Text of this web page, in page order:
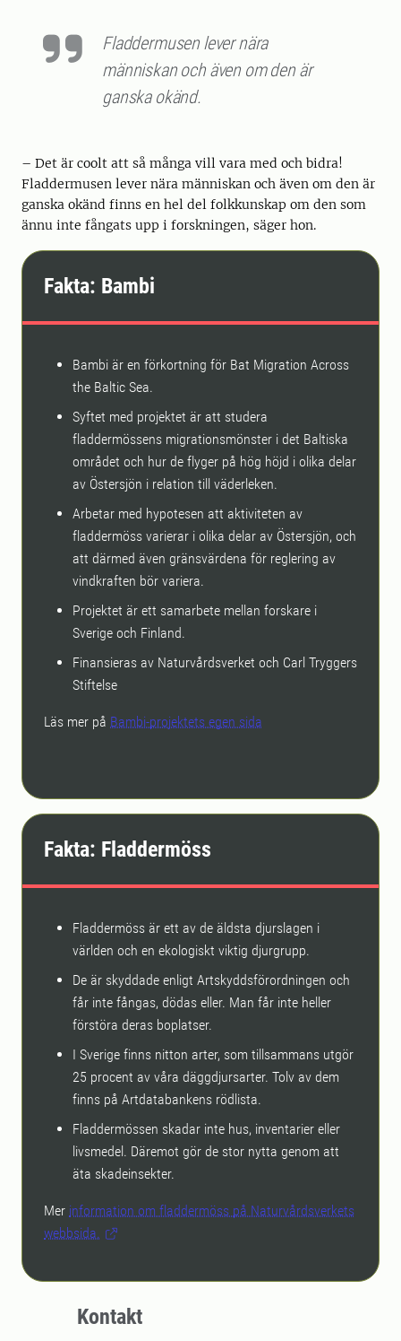
Fladdermusen lever nära
människan och även om den är
ganska okänd.
– Det är coolt att så många vill vara med och bidra!
Fladdermusen lever nära människan och även om den är
ganska okänd finns en hel del folkkunskap om den som
ännu inte fångats upp i forskningen, säger hon.
Fakta: Bambi
Bambi är en förkortning för Bat Migration Across
the Baltic Sea.
Syftet med projektet är att studera
fladdermössens migrationsmönster i det Baltiska
området och hur de flyger på hög höjd i olika delar
av Östersjön i relation till väderleken.
Arbetar med hypotesen att aktiviteten av
fladdermöss varierar i olika delar av Östersjön, och
att därmed även gränsvärdena för reglering av
vindkraften bör variera.
Projektet är ett samarbete mellan forskare i
Sverige och Finland.
Finansieras av Naturvårdsverket och Carl Tryggers
Stiftelse
Läs mer på Bambi-projektets egen sida
Fakta: Fladdermöss
Fladdermöss är ett av de äldsta djurslagen i
världen och en ekologiskt viktig djurgrupp.
De är skyddade enligt Artskyddsförordningen och
får inte fångas, dödas eller. Man får inte heller
förstöra deras boplatser.
I Sverige finns nitton arter, som tillsammans utgör
25 procent av våra däggdjursarter. Tolv av dem
finns på Artdatabankens rödlista.
Fladdermössen skadar inte hus, inventarier eller
livsmedel. Däremot gör de stor nytta genom att
äta skadeinsekter.
Mer information om fladdermöss på Naturvårdsverkets
webbsida.
Kontakt